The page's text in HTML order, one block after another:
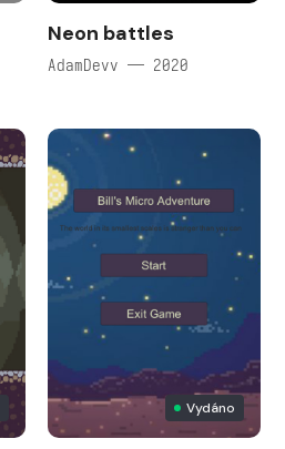
Neon battles
AdamDevv — 2020
Vydáno